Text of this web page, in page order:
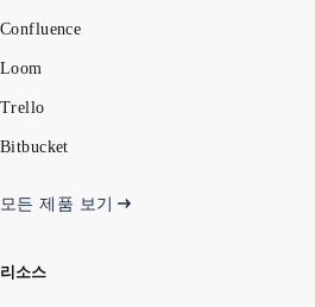
Confluence
Loom
Trello
Bitbucket
모든 제품 보기
리소스